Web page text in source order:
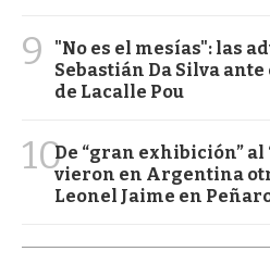
9
"No es el mesías": las
Sebastián Da Silva
de Lacalle Pou
10De “gran exhibición” al
vieron en Argentina
Leonel Jaime en